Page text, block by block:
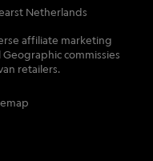
Netherlands
affiliate marketing
commissies
retailers.